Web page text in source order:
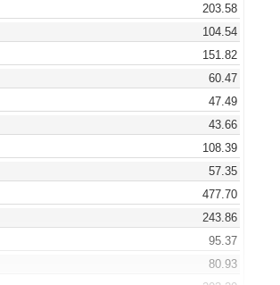
203.58
104.54
151.82
60.47
47.49
43.66
108.39
57.35
477.70
243.86
95.37
80.93